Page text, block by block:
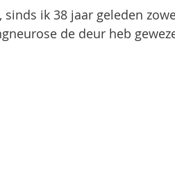
sinds ik 38 jaar geleden
de deur heb